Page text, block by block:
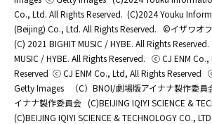
Co., Ltd. All Rights Reserved. (C)2024 Youku
(Beijing) Co., Ltd. All Rights Reserved. ©イザワオ
(C) 2021 BIGHIT MUSIC / HYBE. All Rights Reserved.
MUSIC / HYBE. All Rights Reserved. ⓒ CJ ENM Co.,
Reserved ⓒ CJ ENM Co., Ltd, All Rights Reserved
Getty Images
（C）BNOI/劇場版アイナナ製作委員
イナナ製作委員会 (C)BEIJING IQIYI SCIENCE &
(C)BEIJING IQIYI SCIENCE & TECHNOLOGY CO., LTD.